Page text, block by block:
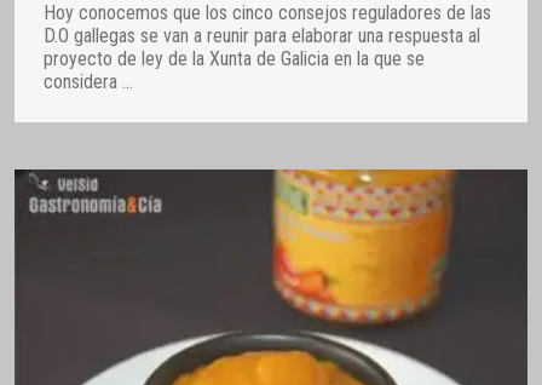
Hoy conocemos que los cinco consejos reguladores de las
D.O gallegas se van a reunir para elaborar una respuesta al
proyecto de ley de la Xunta de Galicia en la que se
considera …